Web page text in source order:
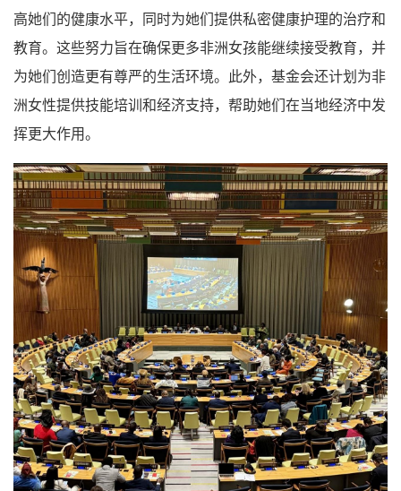
高她们的健康水平，同时为她们提供私密健康护理的治疗和
教育。这些努力旨在确保更多非洲女孩能继续接受教育，并
为她们创造更有尊严的生活环境。此外，基金会还计划为非
洲女性提供技能培训和经济支持，帮助她们在当地经济中发
挥更大作用。